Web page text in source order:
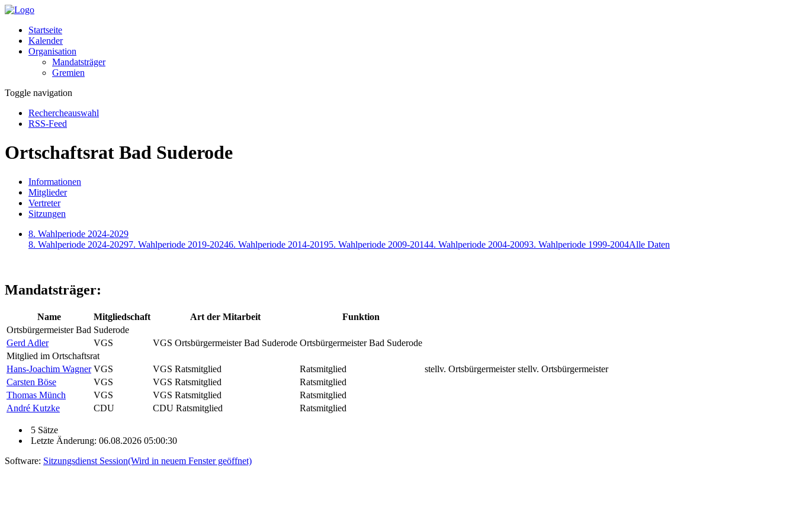
Startseite
Kalender
Organisation
Mandatsträger
Gremien
Toggle navigation
Rechercheauswahl
RSS-Feed
Ortschaftsrat Bad Suderode
Informationen
Mitglieder
Vertreter
Sitzungen
8. Wahlperiode 2024-2029
8. Wahlperiode 2024-20297. Wahlperiode 2019-20246. Wahlperiode 2014-20195. Wahlperiode 2009-20144. Wahlperiode 2004-20093. Wahlperiode 1999-2004Alle Daten
Mandatsträger:
Name Mitgliedschaft Art der Mitarbeit
Funktion
Ortsbürgermeister Bad Suderode
Gerd Adler
VGS VGS Ortsbürgermeister Bad Suderode Ortsbürgermeister Bad Suderode
Mitglied im Ortschaftsrat
Hans-Joachim Wagner VGS VGS Ratsmitglied Ratsmitglied stellv. Ortsbürgermeister stellv. Ortsbürgermeister
Carsten Böse
VGS VGS Ratsmitglied
Ratsmitglied
Thomas Münch
VGS VGS Ratsmitglied
Ratsmitglied
André Kutzke
CDU CDU Ratsmitglied Ratsmitglied
5 Sätze
Letzte Änderung: 06.08.2026 05:00:30
Software: Sitzungsdienst Session(Wird in neuem Fenster geöffnet)